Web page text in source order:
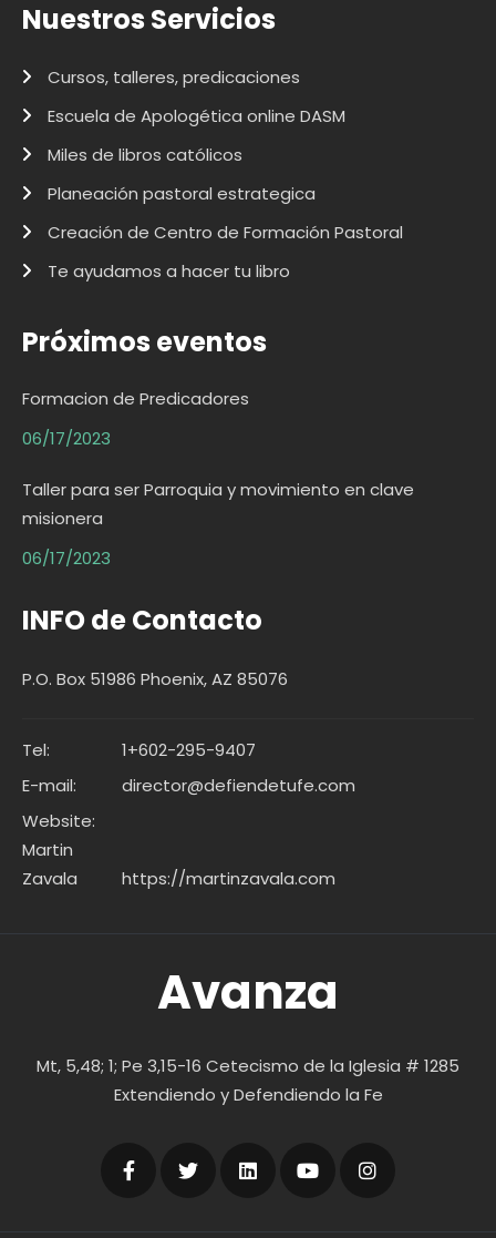
Nuestros Servicios
Cursos, talleres, predicaciones
Escuela de Apologética online DASM
Miles de libros católicos
Planeación pastoral estrategica
Creación de Centro de Formación Pastoral
Te ayudamos a hacer tu libro
Próximos eventos
Formacion de Predicadores
06/17/2023
Taller para ser Parroquia y movimiento en clave
misionera
06/17/2023
INFO de Contacto
P.O. Box 51986 Phoenix, AZ 85076
Tel:
1+602-295-9407
E-mail:
director@defiendetufe.com
Website:
Martin
Zavala
https://martinzavala.com
Avanza
Mt, 5,48; 1; Pe 3,15-16 Cetecismo de la Iglesia # 1285
Extendiendo y Defendiendo la Fe